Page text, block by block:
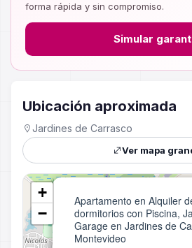
forma rápida y sin compromiso.
Simular
Ubicación aproximada
Jardines de Carrasco
Ver mapa
Apartamento en Alquiler
dormitorios con Piscina,
Garage en Jardines de
Montevideo
+
−